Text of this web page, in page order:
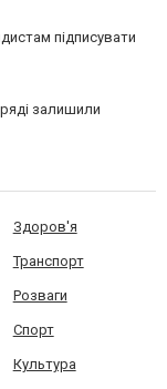
підписувати
залишили
Здоров'я
Транспорт
Розваги
Спорт
Культура